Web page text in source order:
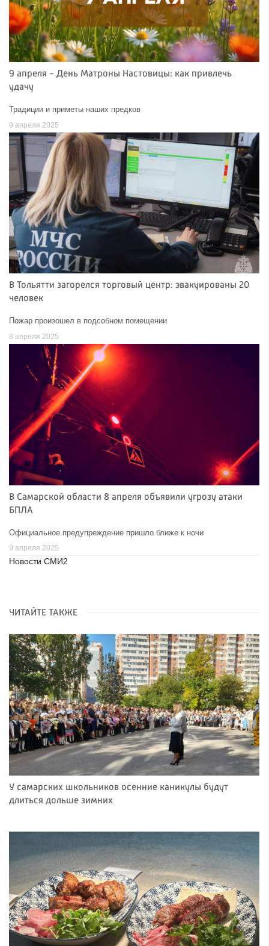
9 апреля - День Матроны Настовицы: как привлечь
удачу
Традиции и приметы наших предков
9 апреля 2025
В Тольятти загорелся торговый центр: эвакуированы 20
человек
Пожар произошел в подсобном помещении
8 апреля 2025
В Самарской области 8 апреля объявили угрозу атаки
БПЛА
Официальное предупреждение пришло ближе к ночи
9 апреля 2025
Новости СМИ2
ЧИТАЙТЕ ТАКЖЕ
У самарских школьников осенние каникулы будут
длиться дольше зимних